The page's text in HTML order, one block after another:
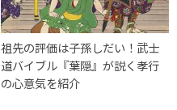
祖先の評価は子孫しだい！武士
道バイブル『葉隠』が説く孝行
の心意気を紹介